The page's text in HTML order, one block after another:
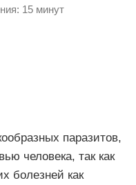
15 минут
паразитов,
человека, так как
болезней как